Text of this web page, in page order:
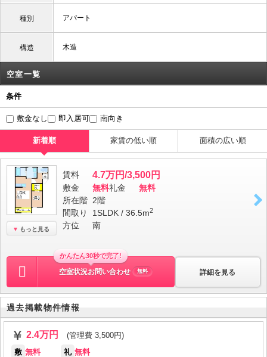
種別 アパート
構造 木造
空室一覧
条件
敷金なし 即入居可 南向き
新着順 家賃の低い順 面積の広い順
もっと見る
賃料 4.7万円/3,500円
敷金 無料礼金
無料
所在階 2階
間取り
1SLDK / 36.5m2
方位 南
詳細を見る
かんたん30秒で完了!
空室状況お問い合わせ 無料
過去掲載物件情報
2.4万円
(管理費 3,500円)
敷 無料 礼 無料